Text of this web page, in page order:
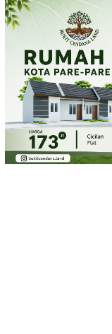
Loncat
ke